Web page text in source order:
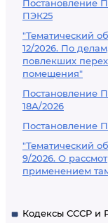
Постановление
ПЭК25
"Тематический
12/2026. По
повлекших
помещения"
Постановление
18А/2026
Постановление
"Тематический
9/2026. О
применением
Кодексы СССР и